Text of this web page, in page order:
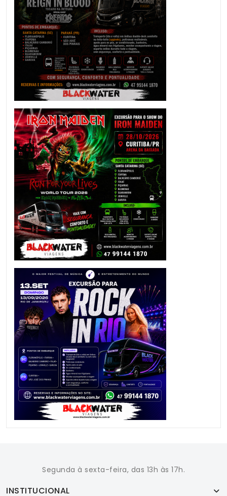
Segunda à sexta-feira, das 13h às 17h.
INSTITUCIONAL